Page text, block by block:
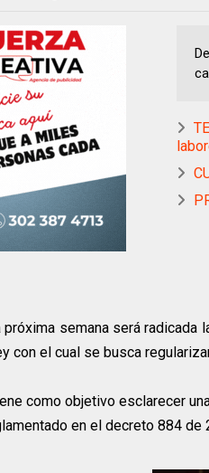
semana será radicada
con el cual se busca
como objetivo esclarecer
en el decreto 884 de